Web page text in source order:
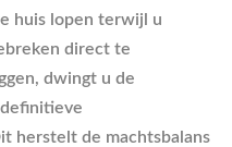
huis lopen terwijl u
direct te
dwingt u de
herstelt de machtsbalans